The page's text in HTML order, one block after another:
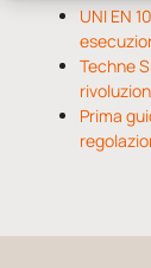
UNI EN
Techne
Prima